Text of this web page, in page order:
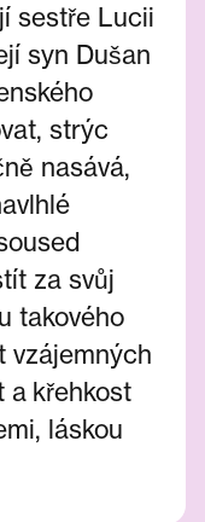
sestře Lucii
syn Dušan
strýc
nasává,
za svůj
takového
vzájemných
a křehkost
láskou